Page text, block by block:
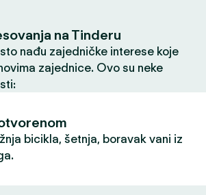
na Tinderu
nađu zajedničke interese koje
zajednice. Ovo su neke
bicikla, šetnja, boravak vani iz